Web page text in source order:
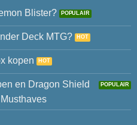
Blister?
Deck MTG?
kopen
en Dragon Shield